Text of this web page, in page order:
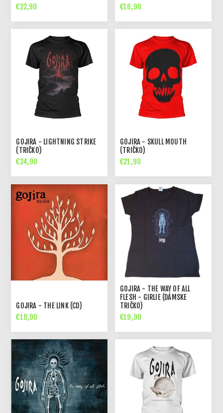
€22,90 €16,90
GOJIRA - LIGHTNING STRIKE
(TRIČKO)
€24,90
GOJIRA - SKULL MOUTH
(TRIČKO)
€21,90
GOJIRA - THE LINK (CD)
€18,90
GOJIRA - THE WAY OF ALL
FLESH - GIRLIE (DÁMSKE
TRIČKO)
€19,90